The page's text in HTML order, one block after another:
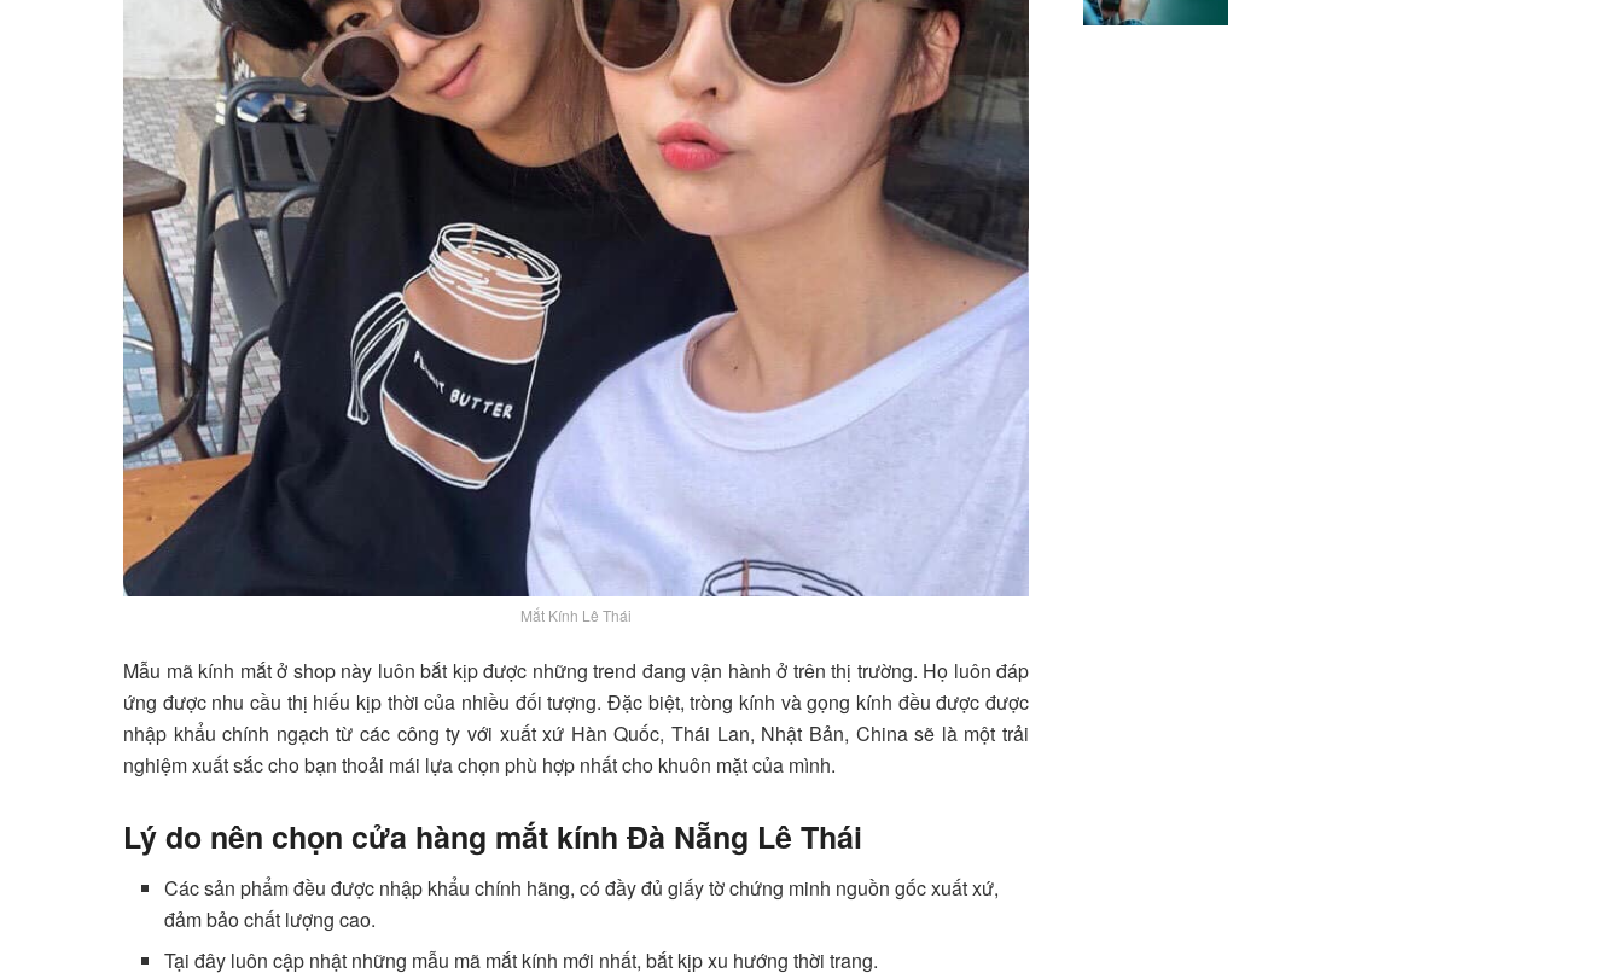
Mắt Kính Lê Thái
Mẫu mã kính mắt ở shop này luôn bắt kịp được những trend đang vận hành ở trên thị trường. Họ luôn đáp
ứng được nhu cầu thị hiếu kịp thời của nhiều đối tượng. Đặc biệt, tròng kính và gọng kính đều được được
nhập khẩu chính ngạch từ các công ty với xuất xứ Hàn Quốc, Thái Lan, Nhật Bản, China sẽ là một trải
nghiệm xuất sắc cho bạn thoải mái lựa chọn phù hợp nhất cho khuôn mặt của mình.
Lý do nên chọn cửa hàng mắt kính Đà Nẵng Lê Thái
Các sản phẩm đều được nhập khẩu chính hãng, có đầy đủ giấy tờ chứng minh nguồn gốc xuất xứ,
đảm bảo chất lượng cao.
Tại đây luôn cập nhật những mẫu mã mắt kính mới nhất, bắt kịp xu hướng thời trang.